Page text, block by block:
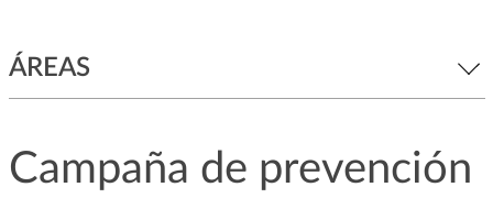
ÁREAS
Campaña de prevención